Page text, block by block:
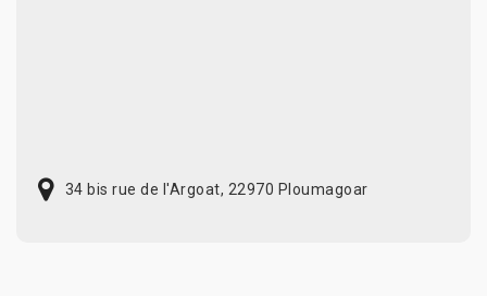
34 bis rue de l'Argoat, 22970 Ploumagoar